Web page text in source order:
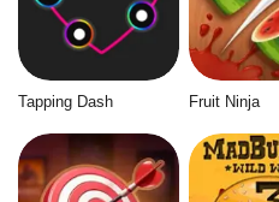
Tapping Dash Fruit Ninja